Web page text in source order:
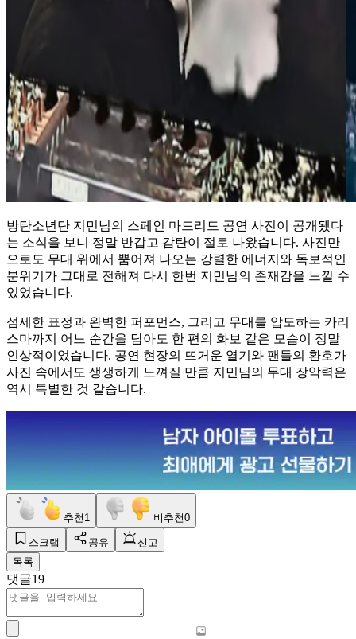
방탄소년단 지민님의 스페인 마드리드 공연 사진이 공개됐다
는 소식을 보니 정말 반갑고 감탄이 절로 나왔습니다. 사진만
으로도 무대 위에서 뿜어져 나오는 강렬한 에너지와 독보적인
분위기가 그대로 전해져 다시 한번 지민님의 존재감을 느낄 수
있었습니다.
섬세한 표정과 완벽한 퍼포먼스, 그리고 무대를 압도하는 카리
스마까지 어느 순간을 담아도 한 편의 화보 같은 모습이 정말
인상적이었습니다. 공연 현장의 뜨거운 열기와 팬들의 환호가
사진 속에서도 생생하게 느껴질 만큼 지민님의 무대 장악력은
역시 특별한 것 같습니다.
추천 1 비추천0
스크랩 공유
신고
목록
댓글19